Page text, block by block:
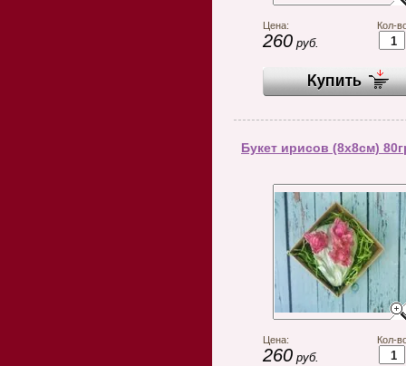
Цена:
260 руб.
Кол-
Букет ирисов (8х8см)
Цена:
260 руб.
Кол-